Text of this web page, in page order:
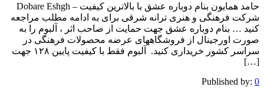
حامد همایون بنام دوباره عشق با بالاترین کیفیت – Dobare Eshgh
شرکت فرهنگی و هنری ترانه شرقی برای به ادامه مطلب مراجعه
کنید … بنام دوباره عشق جهت حمایت از صاحب اثر ، آلبوم را به
صورت اورجینال از فروشگاههای عرضه محصولات فرهنگی در
سراسر کشور خریداری کنید. آلبوم فقط با کیفیت پایین ۱۲۸ جهت
[…]
Published by: 0